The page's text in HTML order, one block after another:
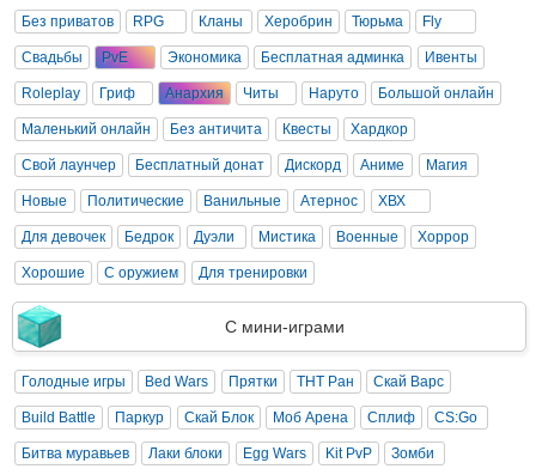
Без приватов RPG Кланы Херобрин Тюрьма Fly
Свадьбы PvE Экономика Бесплатная админка Ивенты
Roleplay Гриф Анархия Читы Наруто Большой онлайн
Маленький онлайн Без античита Квесты Хардкор
Свой лаунчер Бесплатный донат Дискорд Аниме Магия
Новые Политические Ванильные Атернос ХВХ
Для девочек Бедрок Дуэли Мистика Военные Хоррор
Хорошие С оружием Для тренировки
С мини-играми
Голодные игры Bed Wars Прятки ТНТ Ран Скай Варс
Build Battle Паркур Скай Блок Моб Арена Сплиф CS:Go
Битва муравьев Лаки блоки Egg Wars Kit PvP Зомби